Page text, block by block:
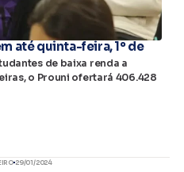
até quinta-feira, 1º de
de baixa renda a
o Prouni ofertará 406.428
29/01/2024